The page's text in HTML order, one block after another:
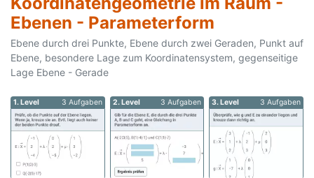
Ebenen - Parameterform
Ebene durch drei Punkte, Ebene durch zwei Geraden, Punkt auf
Ebene, besondere Lage zum Koordinatensystem, gegenseitige
Lage Ebene - Gerade
1. Level 3 Aufgaben 2. Level 3 Aufgaben 3. Level 3 Aufgaben